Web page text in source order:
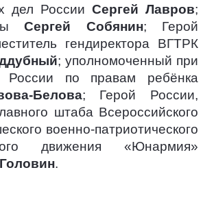
дел России Сергей Лавров;
Сергей Собянин; Герой
гендиректора ВГТРК
; уполномоченный при
России по правам ребёнка
Белова; Герой России,
штаба Всероссийского
военно-патриотического
движения «Юнармия»
.